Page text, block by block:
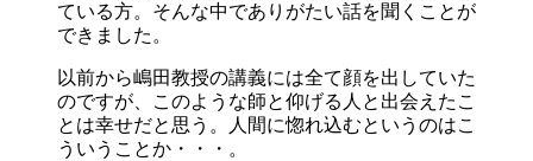
ている方。そんな中でありがたい話を聞くことが
できました。
以前から嶋田教授の講義には全て顔を出していた
のですが、このような師と仰げる人と出会えたこ
とは幸せだと思う。人間に惚れ込むというのはこ
ういうことか・・・。